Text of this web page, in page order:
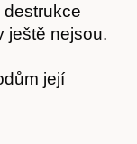
ještě nejsou.
její